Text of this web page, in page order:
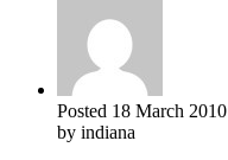
Posted 18 March 2010
by indiana